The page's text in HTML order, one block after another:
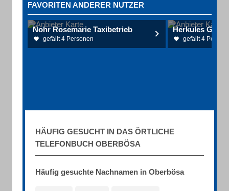
FAVORITEN ANDERER NUTZER
Nohr Rosemarie Taxibetrieb
gefällt 4 Personen
Herkules
gefällt 4
HÄUFIG GESUCHT IN DAS ÖRTLICHE
TELEFONBUCH OBERBÖSA
Häufig gesuchte Nachnamen in Oberbösa